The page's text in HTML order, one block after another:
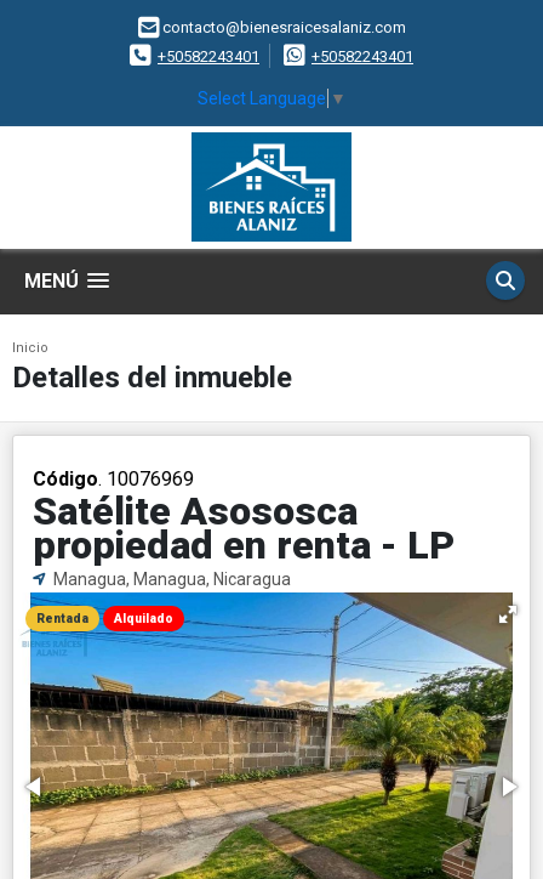
contacto@bienesraicesalaniz.com
+50582243401
+50582243401
Select Language ▼
MENÚ
Inicio
Detalles del inmueble
Código. 10076969
Satélite Asososca
propiedad en renta - LP
Managua, Managua, Nicaragua
Rentada Alquilado